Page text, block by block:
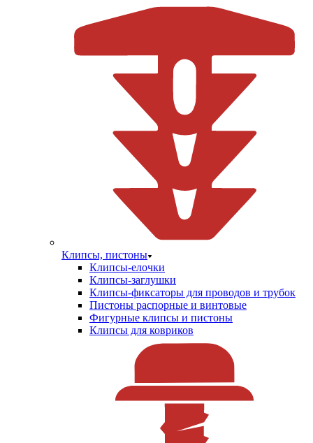
Клипсы, пистоны
Клипсы-елочки
Клипсы-заглушки
Клипсы-фиксаторы для проводов и трубок
Пистоны распорные и винтовые
Фигурные клипсы и пистоны
Клипсы для ковриков